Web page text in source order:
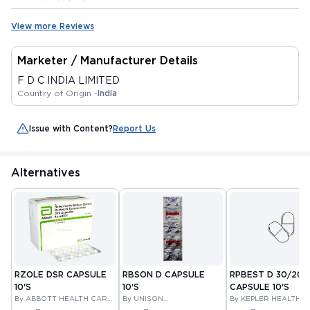
View more Reviews
Marketer / Manufacturer Details
F D C INDIA LIMITED
Country of Origin -India
Issue with Content?Report Us
Alternatives
RZOLE DSR CAPSULE
10'S
By ABBOTT HEALTH CARE
PRIVATE LIMITED
RBSON D CAPSULE
10'S
By UNISON
PHARMACEUTICALS
RPBEST D 30/
CAPSULE 10'S
By KEPLER HEALTH